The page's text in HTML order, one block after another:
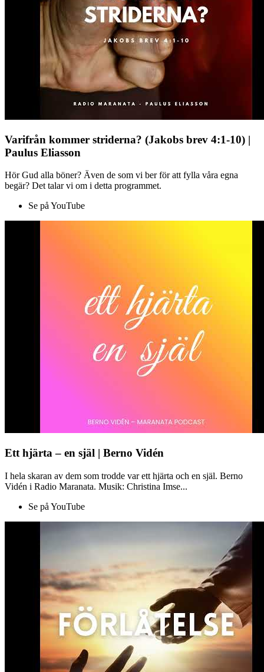
Varifrån kommer striderna? (Jakobs brev 4:1-10) |
Paulus Eliasson
Hör Gud alla böner? Även de som vi ber för att fylla våra egna
begär? Det talar vi om i detta programmet.
Se på YouTube
Ett hjärta – en själ | Berno Vidén
I hela skaran av dem som trodde var ett hjärta och en själ. Berno
Vidén i Radio Maranata. Musik: Christina Imse...
Se på YouTube